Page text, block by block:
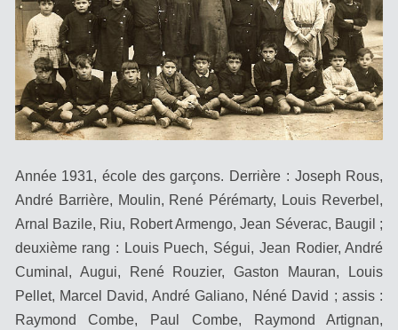
Année 1931, école des garçons. Derrière : Joseph Rous,
André Barrière, Moulin, René Pérémarty, Louis Reverbel,
Arnal Bazile, Riu, Robert Armengo, Jean Séverac, Baugil ;
deuxième rang : Louis Puech, Ségui, Jean Rodier, André
Cuminal, Augui, René Rouzier, Gaston Mauran, Louis
Pellet, Marcel David, André Galiano, Néné David ; assis :
Raymond Combe, Paul Combe, Raymond Artignan,